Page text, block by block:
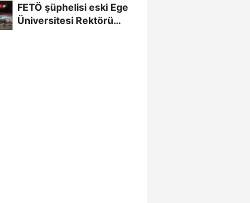
FETÖ şüphelisi eski Ege
Üniversitesi Rektörü